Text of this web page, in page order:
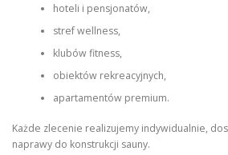
hoteli i pensjonatów,
stref wellness,
klubów fitness,
obiektów rekreacyjnych,
apartamentów premium.
Każde zlecenie realizujemy indywidualnie,
naprawy do konstrukcji sauny.